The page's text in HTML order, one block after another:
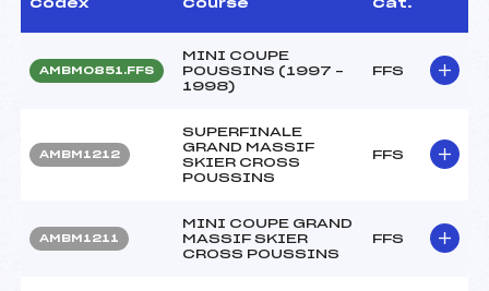
Codex Course Cat.
AMBM0851.FFS
MINI COUPE
POUSSINS (1997 –
1998)
FFS
AMBM1212
SUPERFINALE
GRAND MASSIF
SKIER CROSS
POUSSINS
FFS
AMBM1211
MINI COUPE GRAND
MASSIF SKIER
CROSS POUSSINS
FFS